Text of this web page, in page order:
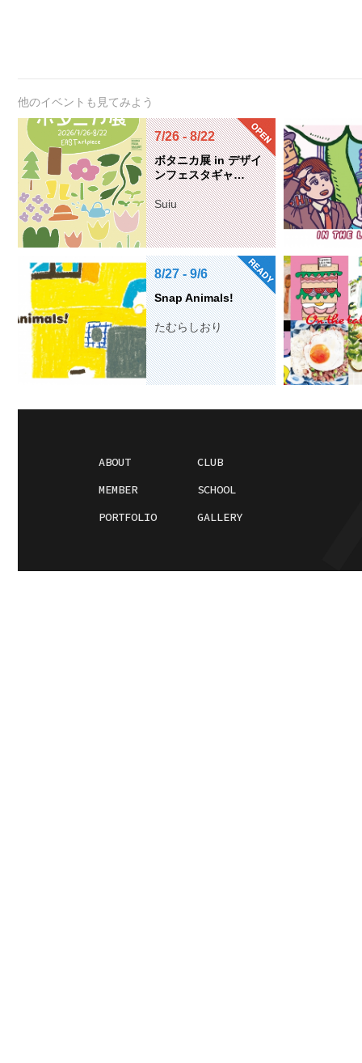
他のイベントも見てみよう
7/26 - 8/22
ボタニカ展 in デザイ
ンフェスタギャ…
Suiu
8/27 - 9/6
Snap Animals!
たむらしおり
ABOUT
MEMBER
PORTFOLIO
CLUB
SCHOOL
GALLERY